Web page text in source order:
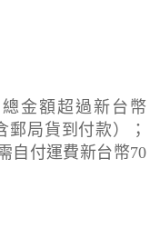
金額超過新台幣
郵局貨到付款）；
自付運費新台幣70